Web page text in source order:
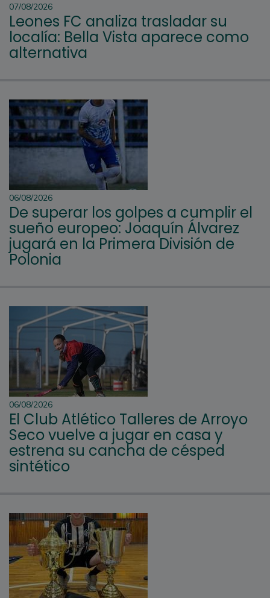
07/08/2026
Leones FC analiza trasladar su
localía: Bella Vista aparece como
alternativa
06/08/2026
De superar los golpes a cumplir el
sueño europeo: Joaquín Álvarez
jugará en la Primera División de
Polonia
06/08/2026
El Club Atlético Talleres de Arroyo
Seco vuelve a jugar en casa y
estrena su cancha de césped
sintético